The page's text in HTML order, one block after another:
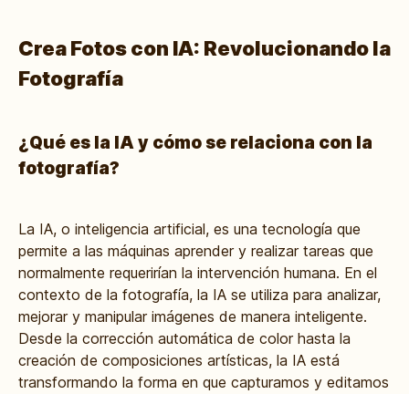
Crea Fotos con IA: Revolucionando la
Fotografía
¿Qué es la IA y cómo se relaciona con la
fotografía?
La IA, o inteligencia artificial, es una tecnología que
permite a las máquinas aprender y realizar tareas que
normalmente requerirían la intervención humana. En el
contexto de la fotografía, la IA se utiliza para analizar,
mejorar y manipular imágenes de manera inteligente.
Desde la corrección automática de color hasta la
creación de composiciones artísticas, la IA está
transformando la forma en que capturamos y editamos